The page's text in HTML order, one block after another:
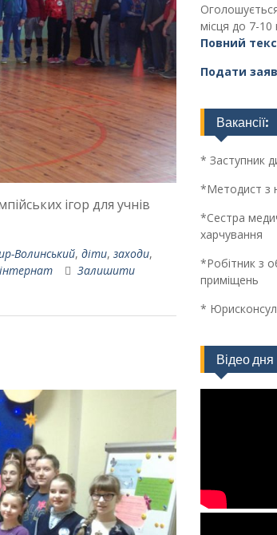
ігор для учнів
Волинський, діти, заходи,
Залишити
Оголошується
місця до 7-10
Повний
Подати
Вакансії:
* Заступник
*Методист з
*Сестра
харчування
*Робітник з
приміщень
*
Відео дня